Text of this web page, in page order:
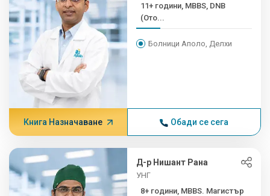
11+ години, MBBS, DNB
(Ото...
Болници Аполо, Делхи
Книга Назначаване Обади се сега
Д-р Нишант Рана
УНГ
8+ години, MBBS. Магистър